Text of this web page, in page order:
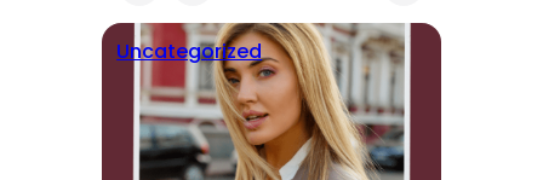
Uncategorized